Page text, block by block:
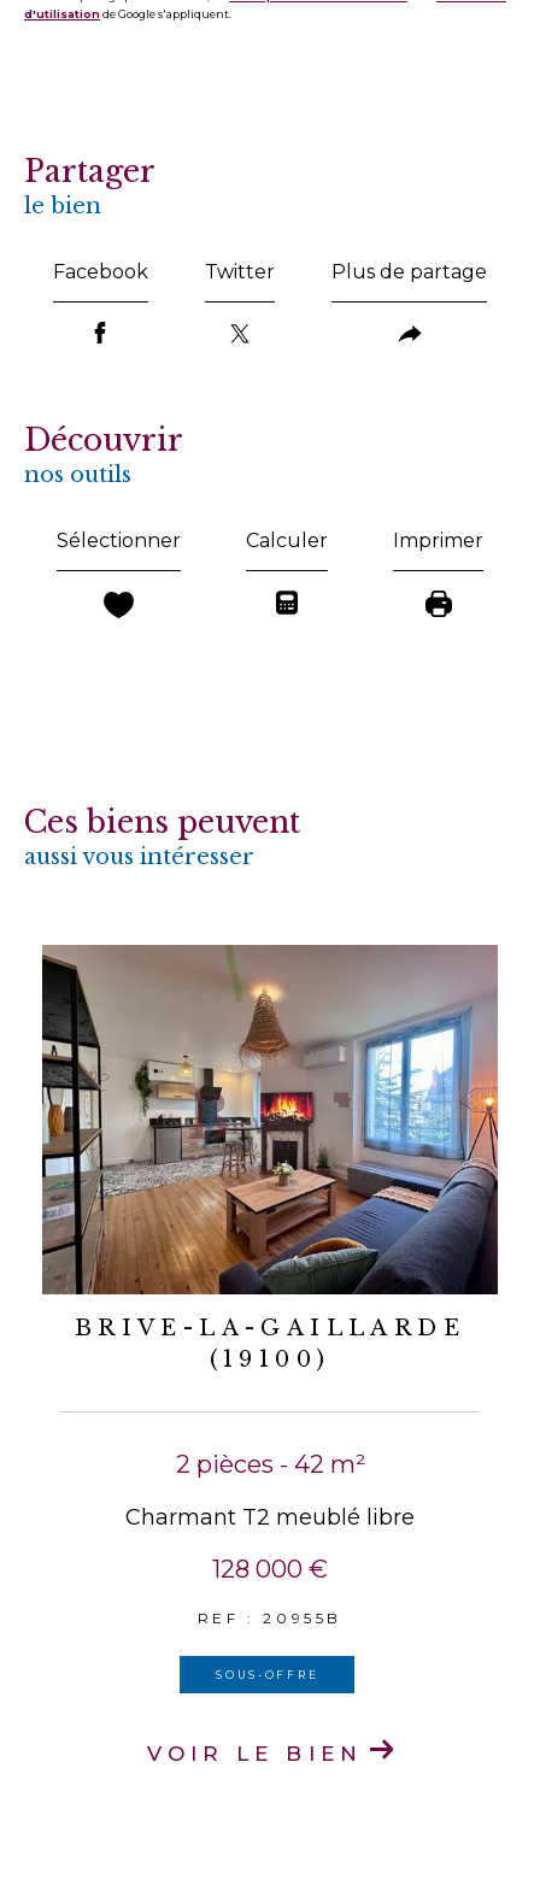
d'utilisationde Google s'appliquent.
partager
le bien
Facebook Twitter Plus de partage
découvrir
nos outils
Sélectionner Calculer Imprimer
Ces biens peuvent
aussi vous intéresser
BRIVE-LA-GAILLARDE
(19100)
2 pièces - 42 m²
Charmant T2 meublé libre
128 000 €
REF : 20955B
SOUS-OFFRE
VOIR LE BIEN